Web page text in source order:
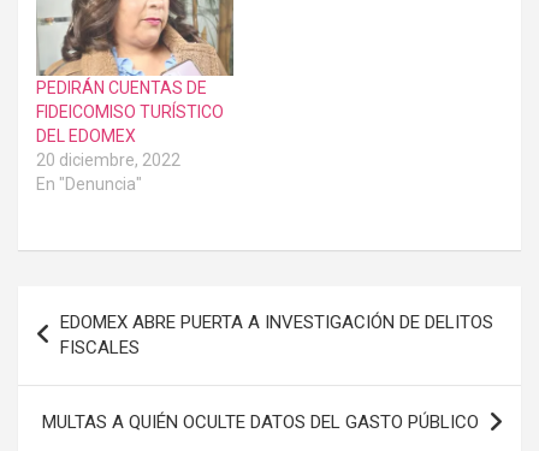
PEDIRÁN CUENTAS DE
FIDEICOMISO TURÍSTICO
DEL EDOMEX
20 diciembre, 2022
En "Denuncia"
de
entradas
EDOMEX ABRE PUERTA A INVESTIGACIÓN DE DELITOS
FISCALES
MULTAS A QUIÉN OCULTE DATOS DEL GASTO PÚBLICO